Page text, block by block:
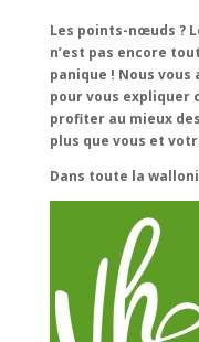
Les points-nœuds ?
n’est pas encore
panique ! Nous
pour vous expliquer
profiter au mieux
plus que vous et
Dans toute la